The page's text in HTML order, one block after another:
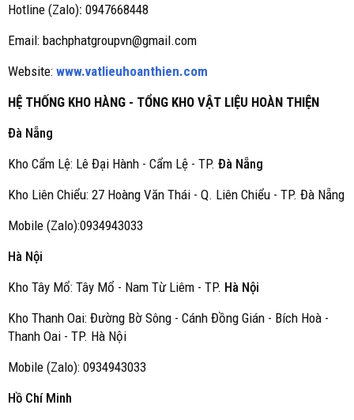
Hotline (Zalo): 0947668448
Email: bachphatgroupvn@gmail.com
Website: www.vatlieuhoanthien.com
HỆ THỐNG KHO HÀNG - TỔNG KHO VẬT LIỆU HOÀN THIỆN
Đà Nẵng
Kho Cẩm Lệ: Lê Đại Hành - Cẩm Lệ - TP. Đà Nẵng
Kho Liên Chiểu: 27 Hoàng Văn Thái - Q. Liên Chiểu - TP. Đà Nẵng
Mobile (Zalo):0934943033
Hà Nội
Kho Tây Mổ: Tây Mổ - Nam Từ Liêm - TP. Hà Nội
Kho Thanh Oai: Đường Bờ Sông - Cánh Đồng Gián - Bích Hoà -
Thanh Oai - TP. Hà Nội
Mobile (Zalo): 0934943033
Hồ Chí Minh